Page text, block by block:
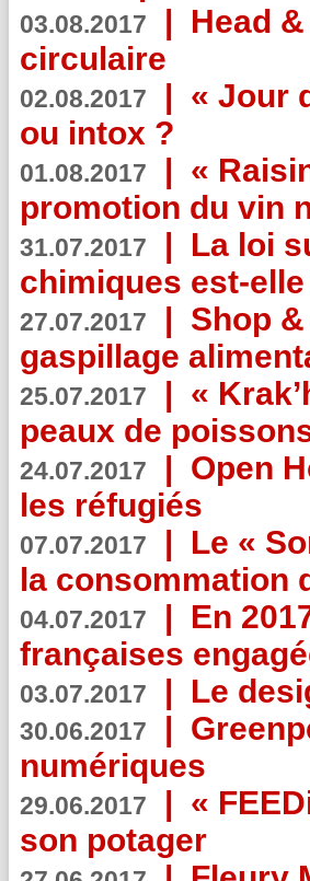
03.08.2017 | Head
circulaire
02.08.2017 | « Jour
ou intox ?
01.08.2017 | «
promotion du vin
31.07.2017 | La loi
chimiques est-
27.07.2017 | Shop
gaspillage
25.07.2017 | «
peaux de
24.07.2017 | Open
les réfugiés
07.07.2017 | Le «
la consommation
04.07.2017 | En
françaises
03.07.2017 | Le
30.06.2017 |
numériques
29.06.2017 | «
son potager